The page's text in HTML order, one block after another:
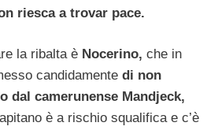
riesca a trovar pace.
la ribalta è Nocerino, che in
candidamente di non
dal camerunense Mandjeck,
è a rischio squalifica e c’è